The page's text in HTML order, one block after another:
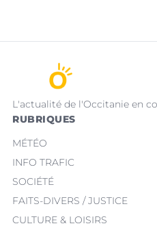
L'actualité de l'Occitanie en
RUBRIQUES
MÉTÉO
INFO TRAFIC
SOCIÉTÉ
FAITS-DIVERS / JUSTICE
CULTURE & LOISIRS